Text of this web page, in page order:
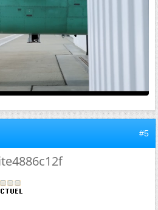
#5